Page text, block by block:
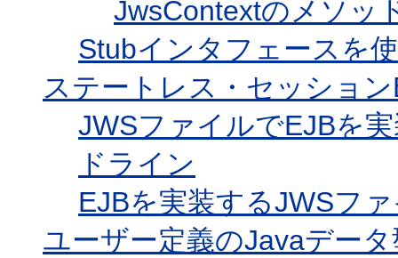
JwsContextのメソッ
Stubインタフェースを
ステートレス・セッショ
JWSファイルでEJBを
ドライン
EJBを実装するJWSフ
ユーザー定義のJavaデー